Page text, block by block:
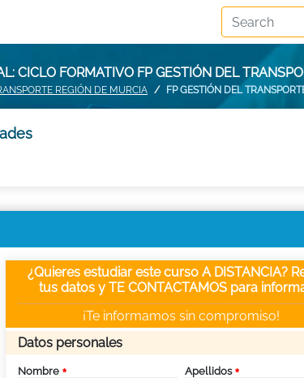
CICLO FORMATIVO FP GESTIÓN DEL
REGIÓN DE MURCIA FP GESTIÓN DEL
¿Quieres estudiar este curso A DISTANCIA?
tus datos y TE CONTACTAMOS para
¡Te informamos sin compromiso!
Datos personales
Nombre Apellidos